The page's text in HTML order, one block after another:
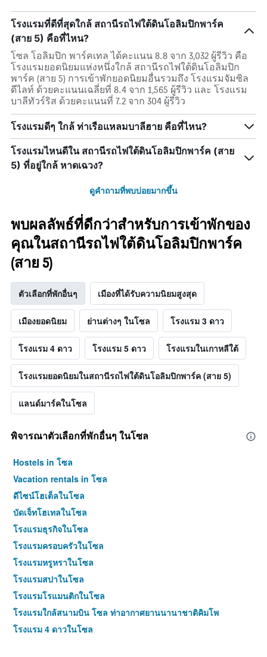
โรงแรมที่ดีที่สุดใกล้ สถานีรถไฟใต้ดินโอลิมปิกพาร์ค
(สาย 5) คือที่ไหน?
โซล โอลิมปิก พาร์คเทล ได้คะแนน 8.8 จาก 3,032 ผู้รีวิว คือ
โรงแรมยอดนิยมแห่งหนึ่งใกล้ สถานีรถไฟใต้ดินโอลิมปิก
พาร์ค (สาย 5) การเข้าพักยอดนิยมอื่นรวมถึง โรงแรมจัมซิล
ดีไลท์ ด้วยคะแนนเฉลี่ยที่ 8.4 จาก 1,565 ผู้รีวิว และ โรงแรม
บาลีทัวร์ริส ด้วยคะแนนที่ 7.2 จาก 304 ผู้รีวิว
โรงแรมดีๆ ใกล้ ท่าเรือแหลมบาลีฮาย คือที่ไหน?
โรงแรมไหนดีใน สถานีรถไฟใต้ดินโอลิมปิกพาร์ค (สาย
5) ที่อยู่ใกล้ หาดเฉวง?
ดูคำถามที่พบบ่อยมากขึ้น
พบผลลัพธ์ที่ดีกว่าสำหรับการเข้าพักของ
คุณในสถานีรถไฟใต้ดินโอลิมปิกพาร์ค
(สาย 5)
ตัวเลือกที่พักอื่นๆ เมืองที่ได้รับความนิยมสูงสุด
เมืองยอดนิยม ย่านต่างๆ ในโซล โรงแรม 3 ดาว
โรงแรม 4 ดาว โรงแรม 5 ดาว โรงแรมในเกาหลีใต้
โรงแรมยอดนิยมในสถานีรถไฟใต้ดินโอลิมปิกพาร์ค (สาย 5)
แลนด์มาร์คในโซล
พิจารณาตัวเลือกที่พักอื่นๆ ในโซล
Hostels in โซล
Vacation rentals in โซล
ดีไซน์โฮเต็ลในโซล
บัดเจ็ทโฮเทลในโซล
โรงแรมธุรกิจในโซล
โรงแรมครอบครัวในโซล
โรงแรมหรูหราในโซล
โรงแรมสปาในโซล
โรงแรมโรแมนติกในโซล
โรงแรมใกล้สนามบิน โซล ท่าอากาศยานนานาชาติคิมโพ
โรงแรม 4 ดาวในโซล